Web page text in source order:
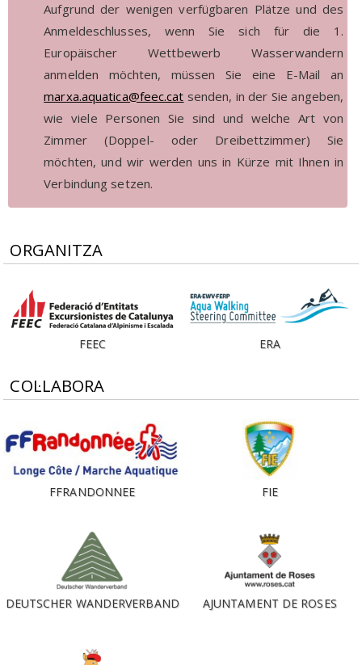
Aufgrund der wenigen verfügbaren Plätze und des
Anmeldeschlusses, wenn Sie sich für die 1.
Europäischer Wettbewerb Wasserwandern
anmelden möchten, müssen Sie eine E-Mail an
marxa.aquatica@feec.cat senden, in der Sie angeben,
wie viele Personen Sie sind und welche Art von
Zimmer (Doppel- oder Dreibettzimmer) Sie
möchten, und wir werden uns in Kürze mit Ihnen in
Verbindung setzen.
ORGANITZA
FEEC ERA
COL·LABORA
FFRANDONNEE FIE
DEUTSCHER WANDERVERBAND AJUNTAMENT DE ROSES